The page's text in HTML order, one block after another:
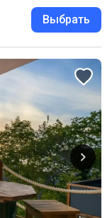
Выбрать